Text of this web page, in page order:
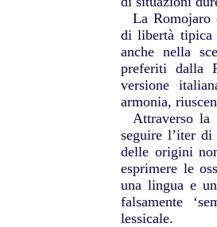
La Romojaro
di libertà tipica
anche nella
preferiti dalla
versione
armonia,
Attraverso
seguire l’iter di
delle origini
esprimere le
una lingua e
falsamente
lessicale.